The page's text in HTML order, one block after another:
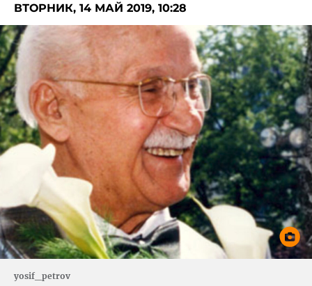
БНР
БНР Новини
Детското.БНР
ВТОРНИК, 14 МАЙ 2019, 10:28
yosif_petrov